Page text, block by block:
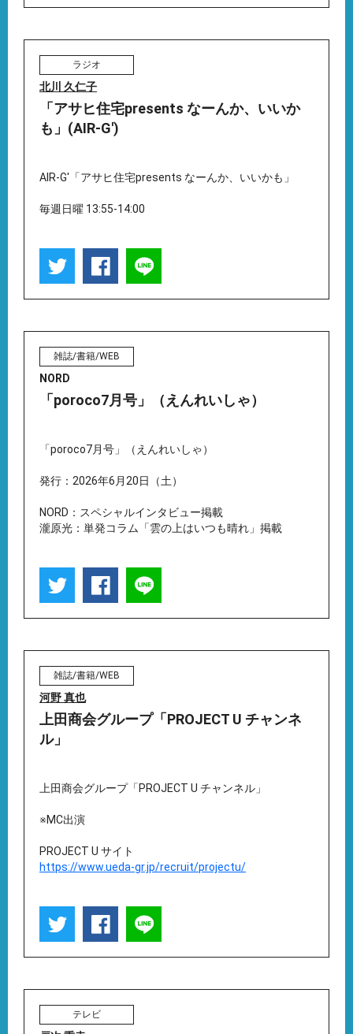
ラジオ
北川 久仁子
「アサヒ住宅presents なーんか、いいか
も」(AIR-G')
AIR-G'「アサヒ住宅presents なーんか、いいかも」
毎週日曜 13:55-14:00
雑誌/書籍/WEB
NORD
「poroco7月号」（えんれいしゃ）
「poroco7月号」（えんれいしゃ）
発行：2026年6月20日（土）
NORD：スペシャルインタビュー掲載
瀧原光：単発コラム「雲の上はいつも晴れ」掲載
雑誌/書籍/WEB
河野 真也
上田商会グループ「PROJECT U チャンネ
ル」
上田商会グループ「PROJECT U チャンネル」
※MC出演
PROJECT U サイト
https://www.ueda-gr.jp/recruit/projectu/
テレビ